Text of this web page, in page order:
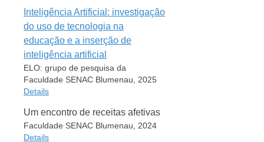
URL
https://figshare.com/articles/figure/
Archive
GIF
Rights
Creative Commons Attribution 4.0 International
Extra
Abstract
DOI
10.6084/M9.FIGSHARE.27936168.V1
URL
https://figshare.com/articles/figure/
Rights
Creative Commons Attribution 4.0 International
Pages: 1968374 Bytes Publisher: figshare
Item Type
Book
Author
Albio Fabian Melchioretto
Date
2026
Editora BAGAI
Place
Inteligência Artificial: investigação
do uso de tecnologia na
educação e a inserção de
inteligência artificial
ELO: grupo de pesquisa da
Faculdade SENAC Blumenau, 2025
Details
Item Type
Book
Um encontro de receitas afetivas
Faculdade SENAC Blumenau, 2024
Details